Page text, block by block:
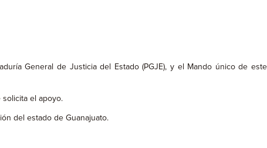
General de Justicia del Estado (PGJE), y el Mando único de este
solicita el apoyo.
del estado de Guanajuato.